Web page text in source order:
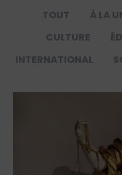
TOUT À LA
CULTURE
INTERNATIONAL